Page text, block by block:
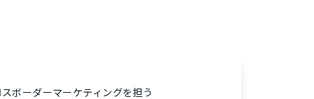
ボーダーマーケティングを担う